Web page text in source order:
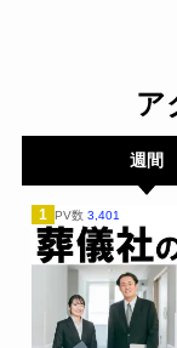
ア
週間
1 PV数 3,401